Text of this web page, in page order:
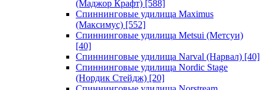
(Маджор Крафт) [588]
Спиннинговые удилища Maximus
(Максимус) [552]
Спиннинговые удилища Metsui (Метсуи)
[40]
Спиннинговые удилища Narval (Нарвал) [40]
Спиннинговые удилища Nordic Stage
(Нордик Стейдж) [20]